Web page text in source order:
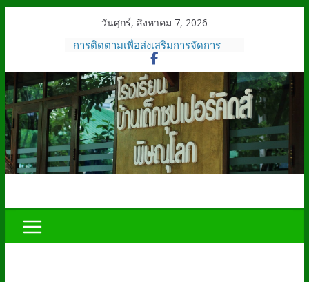
วันศุกร์, สิงหาคม 7, 2026
การติดตามเพื่อส่งเสริมการจัดการ
ศึกษาของโรงเรียนบ้านเด็กซุปเปอร์
คิดส์ พิษณุโลก
การเผยแพร่รายงานการประเมิน
ตนเอง (SAR) ปีการศึกษา 2568
โรงเรียนเพชรโสภณ พิษณุโลก ระดับ
การศึกษาปฐมวัยและระดับการศึกษา
ขั้นพื้นฐาน
คณะแพทย์ จากมหาวิทยาลัยนเรศวร
มาศึกษาดูงานที่ โรงเรียนบ้านเด็กซุป
การกำหนดเป้าหมายมาตรฐานการ
โรงเรียนบ้านเด็กซุปเปอร์คิดส์